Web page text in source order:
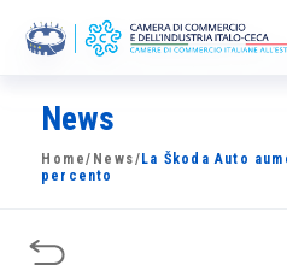
La Camera
News
News
Home/ News/ La Škoda Auto
percento